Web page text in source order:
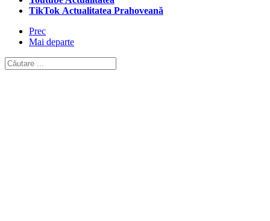
TikTok Actualitatea Prahoveană
Prec
Mai departe